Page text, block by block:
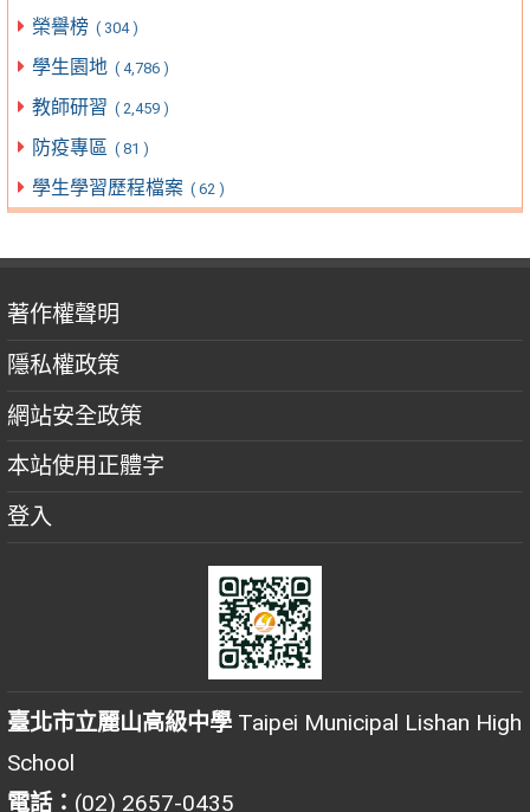
榮譽榜 ( 304 )
學生園地 ( 4,786 )
教師研習 ( 2,459 )
防疫專區 ( 81 )
學生學習歷程檔案 ( 62 )
著作權聲明
隱私權政策
網站安全政策
本站使用正體字
登入
臺北市立麗山高級中學 Taipei Municipal Lishan High
School
電話： (02) 2657-0435